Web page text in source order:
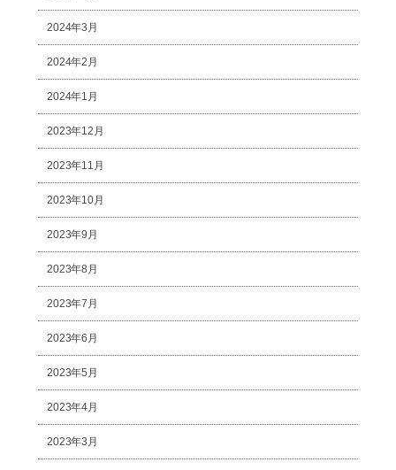
2024年3月
2024年2月
2024年1月
2023年12月
2023年11月
2023年10月
2023年9月
2023年8月
2023年7月
2023年6月
2023年5月
2023年4月
2023年3月